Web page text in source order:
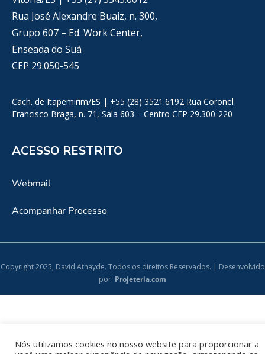
Rua José Alexandre Buaiz, n. 300,
Grupo 607 – Ed. Work Center,
Enseada do Suá
CEP 29.050-545
Cach. de Itapemirim/ES | +55 (28) 3521.6192 Rua Coronel
Francisco Braga, n. 71, Sala 603 – Centro CEP 29.300-220
ACESSO RESTRITO
Webmail
Acompanhar Processo
Copyright 2025, David Athayde. Todos os direitos Reservados. | Desenvolvido
por: Projeteria.com
Nós utilizamos cookies no nosso website para proporcionar a